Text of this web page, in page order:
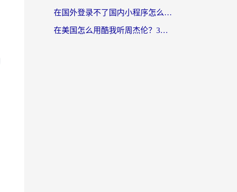
在国外登录不了国内小程序怎么办？选对回国加速器，轻松解锁国内资源
在美国怎么用酷我听周杰伦？3步搞定海外听歌难题